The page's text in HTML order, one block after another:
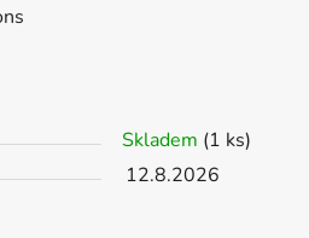
Skladem (1 ks)
12.8.2026